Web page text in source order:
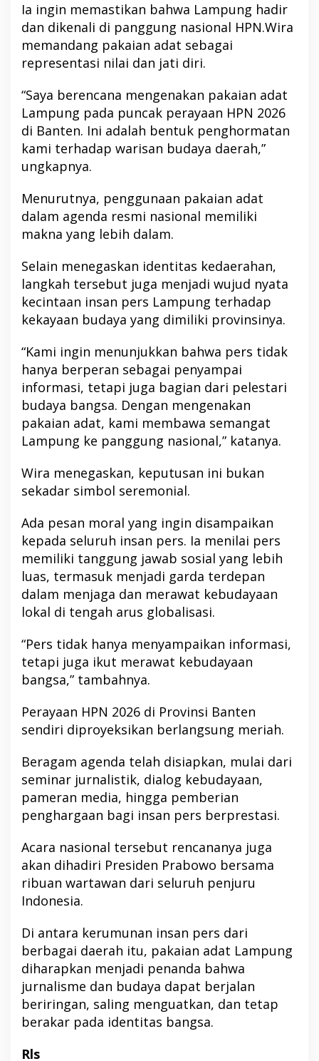
Ia ingin memastikan bahwa Lampung hadir
dan dikenali di panggung nasional HPN.Wira
memandang pakaian adat sebagai
representasi nilai dan jati diri.
“Saya berencana mengenakan pakaian adat
Lampung pada puncak perayaan HPN 2026
di Banten. Ini adalah bentuk penghormatan
kami terhadap warisan budaya daerah,”
ungkapnya.
Menurutnya, penggunaan pakaian adat
dalam agenda resmi nasional memiliki
makna yang lebih dalam.
Selain menegaskan identitas kedaerahan,
langkah tersebut juga menjadi wujud nyata
kecintaan insan pers Lampung terhadap
kekayaan budaya yang dimiliki provinsinya.
“Kami ingin menunjukkan bahwa pers tidak
hanya berperan sebagai penyampai
informasi, tetapi juga bagian dari pelestari
budaya bangsa. Dengan mengenakan
pakaian adat, kami membawa semangat
Lampung ke panggung nasional,” katanya.
Wira menegaskan, keputusan ini bukan
sekadar simbol seremonial.
Ada pesan moral yang ingin disampaikan
kepada seluruh insan pers. Ia menilai pers
memiliki tanggung jawab sosial yang lebih
luas, termasuk menjadi garda terdepan
dalam menjaga dan merawat kebudayaan
lokal di tengah arus globalisasi.
“Pers tidak hanya menyampaikan informasi,
tetapi juga ikut merawat kebudayaan
bangsa,” tambahnya.
Perayaan HPN 2026 di Provinsi Banten
sendiri diproyeksikan berlangsung meriah.
Beragam agenda telah disiapkan, mulai dari
seminar jurnalistik, dialog kebudayaan,
pameran media, hingga pemberian
penghargaan bagi insan pers berprestasi.
Acara nasional tersebut rencananya juga
akan dihadiri Presiden Prabowo bersama
ribuan wartawan dari seluruh penjuru
Indonesia.
Di antara kerumunan insan pers dari
berbagai daerah itu, pakaian adat Lampung
diharapkan menjadi penanda bahwa
jurnalisme dan budaya dapat berjalan
beriringan, saling menguatkan, dan tetap
berakar pada identitas bangsa.
Rls